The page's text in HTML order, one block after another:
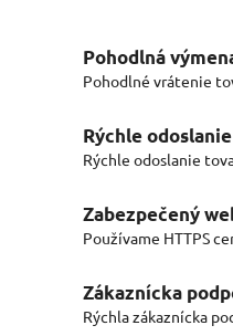
Pohodlná
Pohodlné vrátenie
Rýchle odoslanie
Rýchle odoslanie
Zabezpečený
Používame HTTPS
Zákaznícka
Rýchla zákaznícka